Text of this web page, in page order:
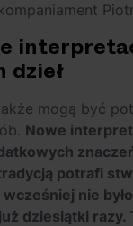
dzieł
mogą być
Nowe
potrafi
nie
dziesiątki razy.